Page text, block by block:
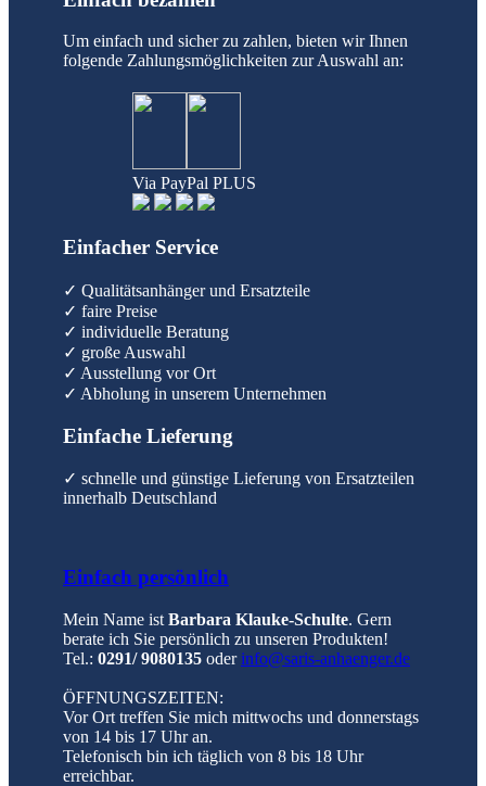
Um einfach und sicher zu zahlen, bieten wir Ihnen
folgende Zahlungsmöglichkeiten zur Auswahl an:
Via PayPal PLUS
Einfacher Service
✓ Qualitätsanhänger und Ersatzteile
✓ faire Preise
✓ individuelle Beratung
✓ große Auswahl
✓ Ausstellung vor Ort
✓ Abholung in unserem Unternehmen
Einfache Lieferung
✓ schnelle und günstige Lieferung von Ersatzteilen
innerhalb Deutschland
Einfach persönlich
Mein Name ist Barbara Klauke-Schulte. Gern
berate ich Sie persönlich zu unseren Produkten!
Tel.: 0291/ 9080135 oderinfo@saris-anhaenger.de
ÖFFNUNGSZEITEN:
Vor Ort treffen Sie mich mittwochs und donnerstags
von 14 bis 17 Uhr an.
Telefonisch bin ich täglich von 8 bis 18 Uhr
erreichbar.